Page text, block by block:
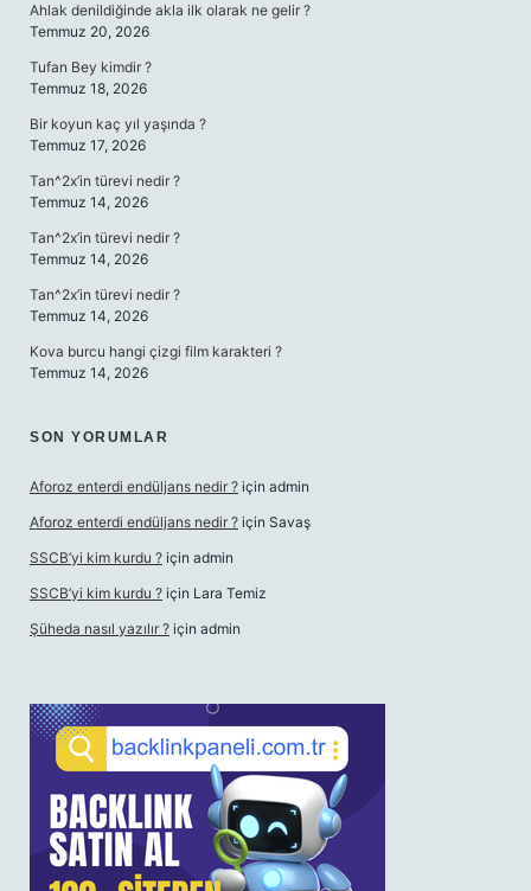
Ahlak denildiğinde akla ilk olarak ne gelir ?
Temmuz 20, 2026
Tufan Bey kimdir ?
Temmuz 18, 2026
Bir koyun kaç yıl yaşında ?
Temmuz 17, 2026
Tan^2x’in türevi nedir ?
Temmuz 14, 2026
Tan^2x’in türevi nedir ?
Temmuz 14, 2026
Tan^2x’in türevi nedir ?
Temmuz 14, 2026
Kova burcu hangi çizgi film karakteri ?
Temmuz 14, 2026
SON YORUMLAR
Aforoz enterdi endüljans nedir ? için admin
Aforoz enterdi endüljans nedir ? için Savaş
SSCB’yi kim kurdu ? için admin
SSCB’yi kim kurdu ? için Lara Temiz
Şüheda nasıl yazılır ? için admin